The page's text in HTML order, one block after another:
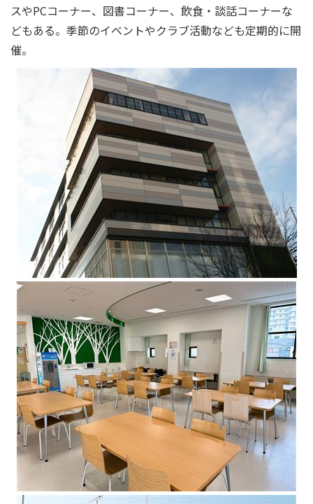
スやPCコーナー、図書コーナー、飲食・談話コーナーな
どもある。季節のイベントやクラブ活動なども定期的に開
催。